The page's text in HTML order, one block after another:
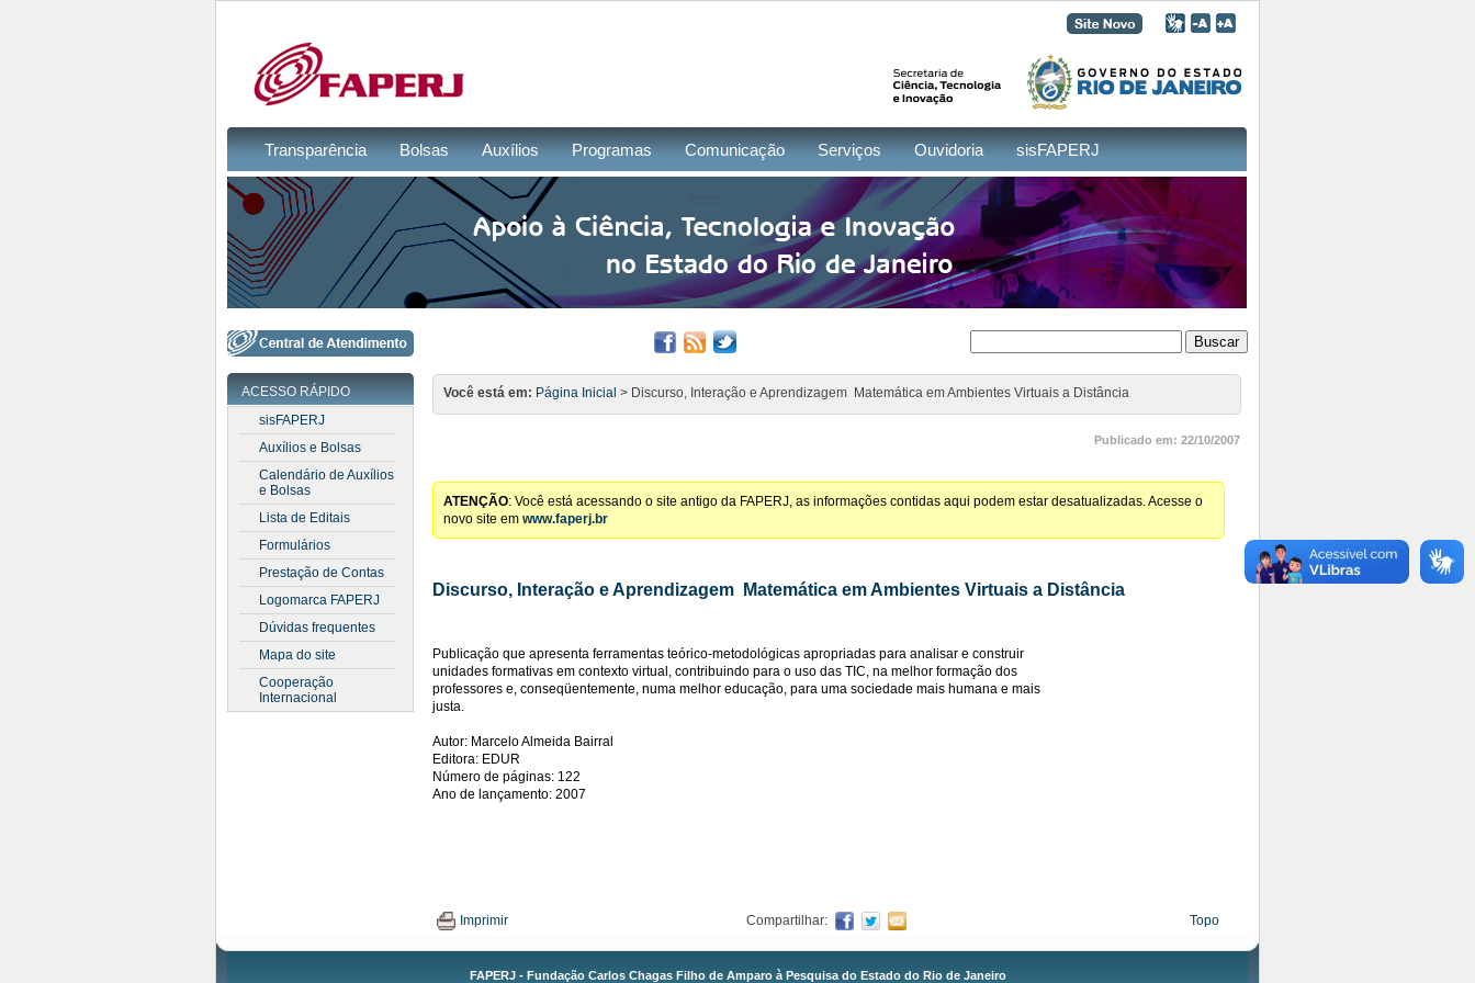
Transparência Bolsas Auxílios Programas Comunicação Serviços Ouvidoria sisFAPERJ
ACESSO RÁPIDO
sisFAPERJ
Auxílios e Bolsas
Calendário de Auxílios
e Bolsas
Lista de Editais
Formulários
Prestação de Contas
Logomarca FAPERJ
Dúvidas frequentes
Mapa do site
Cooperação
Internacional
Você está em: Página Inicial > Discurso, Interação e Aprendizagem  Matemática em Ambientes Virtuais a Distância
Publicado em: 22/10/2007
ATENÇÃO: Você está acessando o site antigo da FAPERJ, as informações contidas aqui podem estar desatualizadas. Acesse o
novo site em www.faperj.br
Discurso, Interação e Aprendizagem  Matemática em Ambientes Virtuais a Distância
Publicação que apresenta ferramentas teórico-metodológicas apropriadas para analisar e construir
unidades formativas em contexto virtual, contribuindo para o uso das TIC, na melhor formação dos
professores e, conseqüentemente, numa melhor educação, para uma sociedade mais humana e mais
justa.
Autor: Marcelo Almeida Bairral
Editora: EDUR
Número de páginas: 122
Ano de lançamento: 2007
Imprimir Compartilhar: Topo
FAPERJ - Fundação Carlos Chagas Filho de Amparo à Pesquisa do Estado do Rio de Janeiro